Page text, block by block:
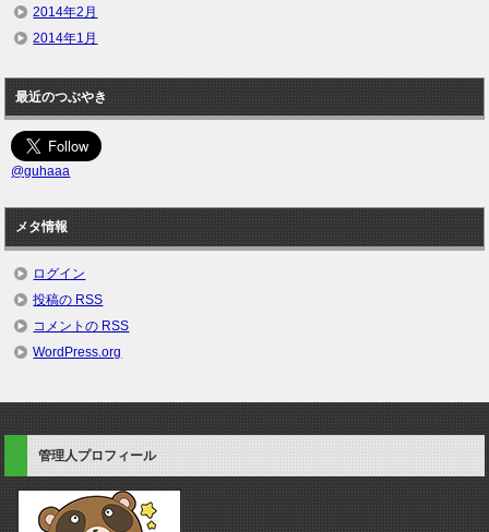
2014年2月
2014年1月
最近のつぶやき
@guhaaa
メタ情報
ログイン
投稿の RSS
コメントの RSS
WordPress.org
管理人プロフィール